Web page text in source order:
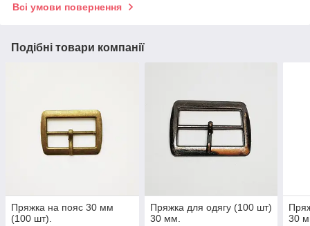
Всі умови повернення
Подібні товари компанії
Пряжка на пояс 30 мм
(100 шт).
Пряжка для одягу (100 шт)
30 мм.
30